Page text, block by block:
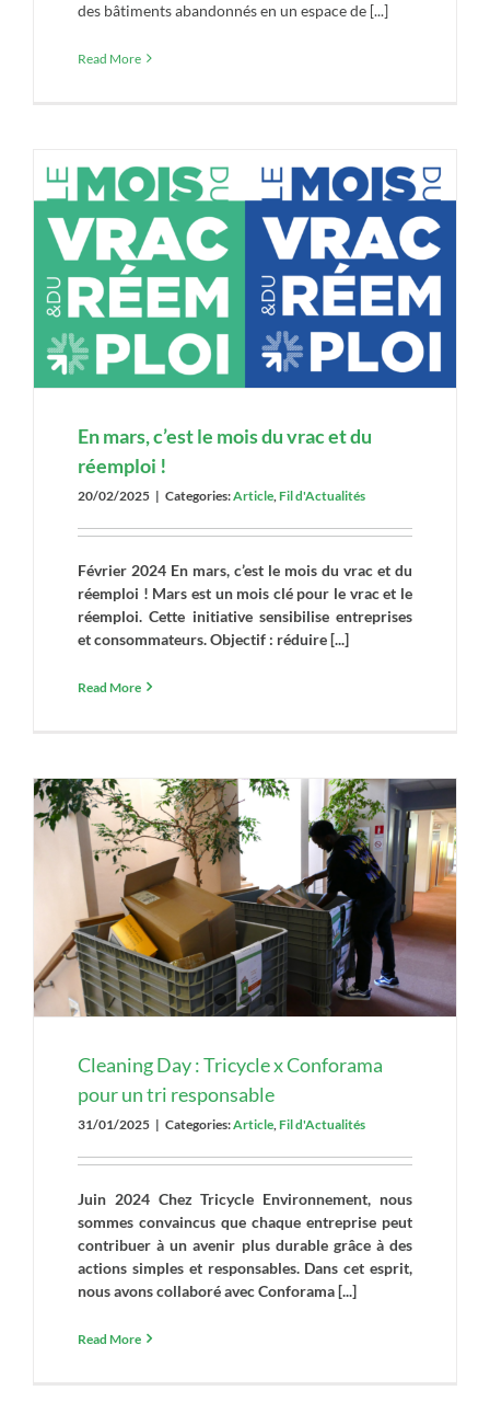
des bâtiments abandonnés en un espace de [...]
Read More
En mars, c’est le mois du vrac et du
réemploi !
20/02/2025 | Categories:Article Fil d'Actualités
Février 2024 En mars, c’est le mois du vrac et du
réemploi ! Mars est un mois clé pour le vrac et le
réemploi. Cette initiative sensibilise entreprises
et consommateurs. Objectif : réduire [...]
Read More
Cleaning Day : Tricycle x Conforama
pour un tri responsable
31/01/2025 | Categories:Article Fil d'Actualités
Juin 2024 Chez Tricycle Environnement, nous
sommes convaincus que chaque entreprise peut
contribuer à un avenir plus durable grâce à des
actions simples et responsables. Dans cet esprit,
nous avons collaboré avec Conforama [...]
Read More